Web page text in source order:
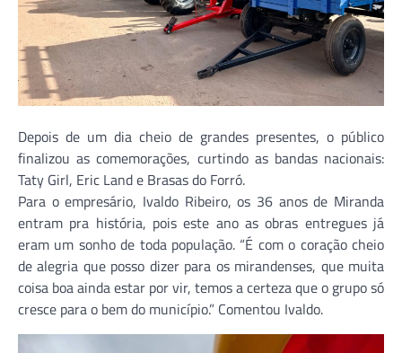
Depois de um dia cheio de grandes presentes, o público
finalizou as comemorações, curtindo as bandas nacionais:
Taty Girl, Eric Land e Brasas do Forró.
Para o empresário, Ivaldo Ribeiro, os 36 anos de Miranda
entram pra história, pois este ano as obras entregues já
eram um sonho de toda população. “É com o coração cheio
de alegria que posso dizer para os mirandenses, que muita
coisa boa ainda estar por vir, temos a certeza que o grupo só
cresce para o bem do município.” Comentou Ivaldo.